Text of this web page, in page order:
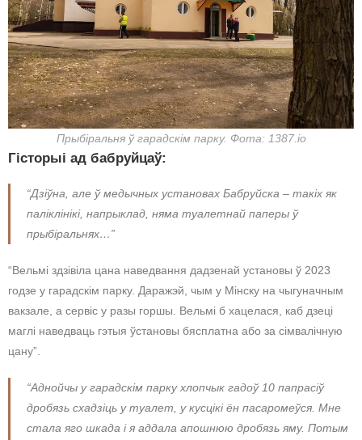
Прыбіральня ў гарадскім парку. Фота: 1387.io
Гісторыі ад бабруйцаў:
“Дзіўна, але ў медычных установах Бабруйска – такіх як
паліклінікі, напрыклад, няма туалетнай паперы ў
прыбіральнях…”
“Вельмі здзівіла цана наведвання дадзенай установы ў 2023
годзе у гарадскім парку. Даражэй, чым у Мінску на чыгуначным
вакзале, а сервіс у разы горшы. Вельмі б хацелася, каб дзеці
маглі наведваць гэтыя ўстановы бясплатна або за сімвалічную
цану”.
“Аднойчы у гарадскім парку хлопчык гадоў 10 папрасіў
дробязь схадзіць у туалет, у кусцікі ён пасаромеўся. Мне
стала яго шкада і я аддала апошнюю дробязь яму. Потым